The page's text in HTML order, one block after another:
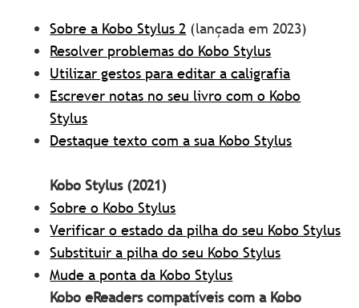
Sobre a Kobo Stylus 2 (lançada em 2023)
Resolver problemas do Kobo Stylus
Utilizar gestos para editar a caligrafia
Escrever notas no seu livro com o Kobo
Stylus
Destaque texto com a sua Kobo Stylus
Kobo Stylus (2021)
Sobre o Kobo Stylus
Verificar o estado da pilha do seu Kobo Stylus
Substituir a pilha do seu Kobo Stylus
Mude a ponta da Kobo Stylus
Kobo eReaders compatíveis com a Kobo